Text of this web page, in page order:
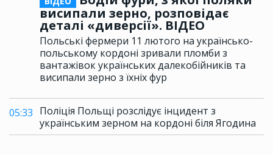
висипали зерно, розповідає
деталі «диверсії». ВІДЕО
Польські фермери 11 лютого на українсько-
польському кордоні зривали пломби з
вантажівок українських далекобійників та
висипали зерно з їхніх фур
05:33 Поліція Польщі розслідує інцидент з
українським зерном на кордоні біля Ягодина